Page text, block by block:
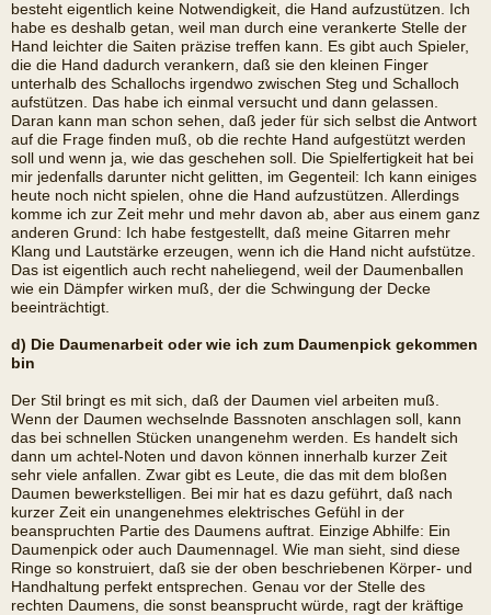
besteht eigentlich keine Notwendigkeit, die Hand aufzustützen. Ich
habe es deshalb getan, weil man durch eine verankerte Stelle der
Hand leichter die Saiten präzise treffen kann. Es gibt auch Spieler,
die die Hand dadurch verankern, daß sie den kleinen Finger
unterhalb des Schallochs irgendwo zwischen Steg und Schalloch
aufstützen. Das habe ich einmal versucht und dann gelassen.
Daran kann man schon sehen, daß jeder für sich selbst die Antwort
auf die Frage finden muß, ob die rechte Hand aufgestützt werden
soll und wenn ja, wie das geschehen soll. Die Spielfertigkeit hat bei
mir jedenfalls darunter nicht gelitten, im Gegenteil: Ich kann einiges
heute noch nicht spielen, ohne die Hand aufzustützen. Allerdings
komme ich zur Zeit mehr und mehr davon ab, aber aus einem ganz
anderen Grund: Ich habe festgestellt, daß meine Gitarren mehr
Klang und Lautstärke erzeugen, wenn ich die Hand nicht aufstütze.
Das ist eigentlich auch recht naheliegend, weil der Daumenballen
wie ein Dämpfer wirken muß, der die Schwingung der Decke
beeinträchtigt.
d) Die Daumenarbeit oder wie ich zum Daumenpick gekommen
bin
Der Stil bringt es mit sich, daß der Daumen viel arbeiten muß.
Wenn der Daumen wechselnde Bassnoten anschlagen soll, kann
das bei schnellen Stücken unangenehm werden. Es handelt sich
dann um achtel-Noten und davon können innerhalb kurzer Zeit
sehr viele anfallen. Zwar gibt es Leute, die das mit dem bloßen
Daumen bewerkstelligen. Bei mir hat es dazu geführt, daß nach
kurzer Zeit ein unangenehmes elektrisches Gefühl in der
beanspruchten Partie des Daumens auftrat. Einzige Abhilfe: Ein
Daumenpick oder auch Daumennagel. Wie man sieht, sind diese
Ringe so konstruiert, daß sie der oben beschriebenen Körper- und
Handhaltung perfekt entsprechen. Genau vor der Stelle des
rechten Daumens, die sonst beansprucht würde, ragt der kräftige